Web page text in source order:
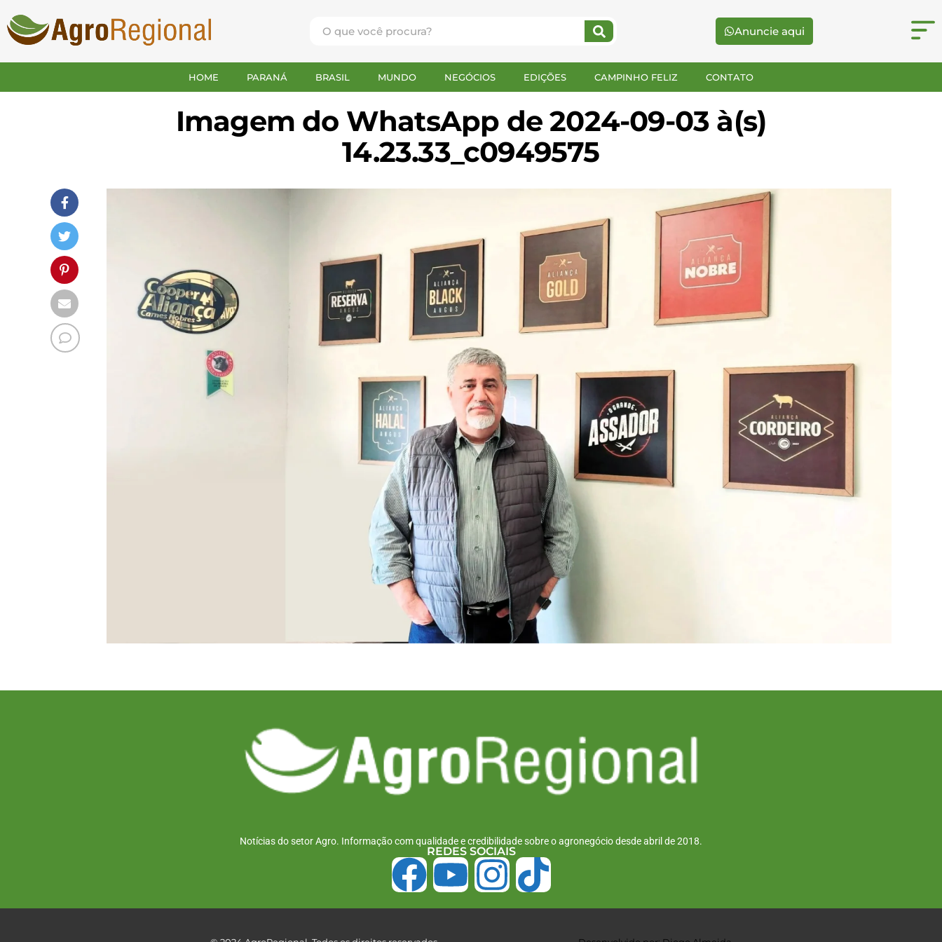
Anuncie aqui
HOME PARANÁ BRASIL MUNDO NEGÓCIOS EDIÇÕES CAMPINHO FELIZ CONTATO
Imagem do WhatsApp de 2024-09-03 à(s)
14.23.33_c0949575
Notícias do setor Agro. Informação com qualidade e credibilidade sobre o agronegócio desde abril de 2018.
REDES SOCIAIS